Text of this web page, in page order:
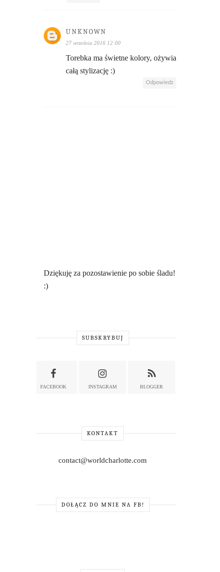
UNKNOWN
27 września 2016 12:00
Torebka ma świetne kolory, ożywia
całą stylizację :)
Odpowiedz
Dziękuję za pozostawienie po sobie śladu!
:)
SUBSKRYBUJ
FACEBOOK INSTAGRAM BLOGGER
KONTAKT
contact@worldcharlotte.com
DOŁĄCZ DO MNIE NA FB!